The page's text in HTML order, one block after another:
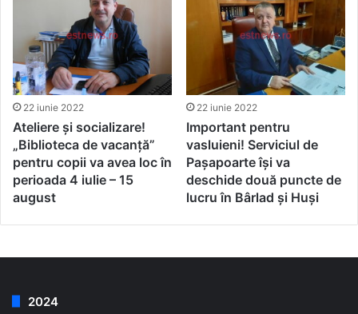
22 iunie 2022
Ateliere și socializare!
„Biblioteca de vacanță”
pentru copii va avea loc în
perioada 4 iulie – 15
august
22 iunie 2022
Important pentru
vasluieni! Serviciul de
Pașapoarte își va
deschide două puncte de
lucru în Bârlad și Huși
2024